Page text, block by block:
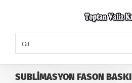
Git...
SUBLİMASYON FASON BASKI